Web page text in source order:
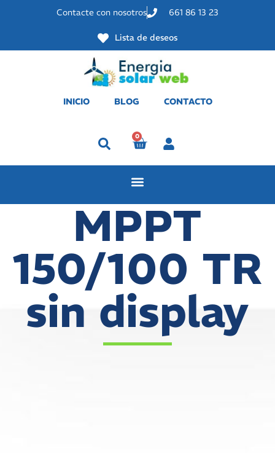
Contacte con nosotros 661 86 13 23
Lista de deseos
INICIO BLOG CONTACTO
0
MPPT
150/100 TR
sin display